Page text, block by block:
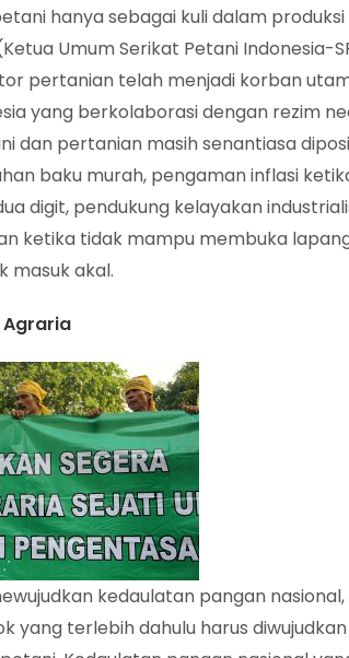
hanya sebagai kuli dalam
Umum Serikat Petani Indonesia-
pertanian telah menjadi korban
yang berkolaborasi dengan rezim
dan pertanian masih senantiasa
baku murah, pengaman inflasi
digit, pendukung kelayakan
ketika tidak mampu membuka
masuk akal.
Agraria
kedaulatan pangan
yang terlebih dahulu harus